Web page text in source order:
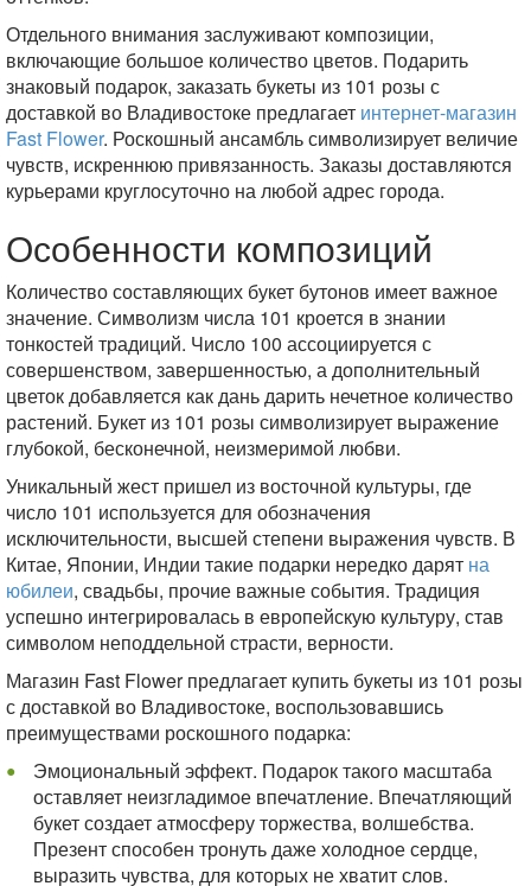
Отдельного внимания заслуживают композиции,
включающие большое количество цветов. Подарить
знаковый подарок, заказать букеты из 101 розы с
доставкой во Владивостоке предлагает интернет-магазин
Fast Flower. Роскошный ансамбль символизирует величие
чувств, искреннюю привязанность. Заказы доставляются
курьерами круглосуточно на любой адрес города.
Особенности композиций
Количество составляющих букет бутонов имеет важное
значение. Символизм числа 101 кроется в знании
тонкостей традиций. Число 100 ассоциируется с
совершенством, завершенностью, а дополнительный
цветок добавляется как дань дарить нечетное количество
растений. Букет из 101 розы символизирует выражение
глубокой, бесконечной, неизмеримой любви.
Уникальный жест пришел из восточной культуры, где
число 101 используется для обозначения
исключительности, высшей степени выражения чувств. В
Китае, Японии, Индии такие подарки нередко дарят на
юбилеи, свадьбы, прочие важные события. Традиция
успешно интегрировалась в европейскую культуру, став
символом неподдельной страсти, верности.
Магазин Fast Flower предлагает купить букеты из 101 розы
с доставкой во Владивостоке, воспользовавшись
преимуществами роскошного подарка:
Эмоциональный эффект. Подарок такого масштаба
оставляет неизгладимое впечатление. Впечатляющий
букет создает атмосферу торжества, волшебства.
Презент способен тронуть даже холодное сердце,
выразить чувства, для которых не хватит слов.